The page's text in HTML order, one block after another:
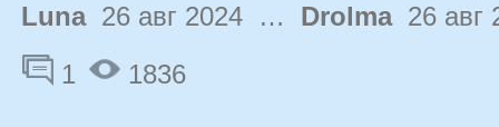
Luna26 авг 2024 … Drolma26 авг
1
1836